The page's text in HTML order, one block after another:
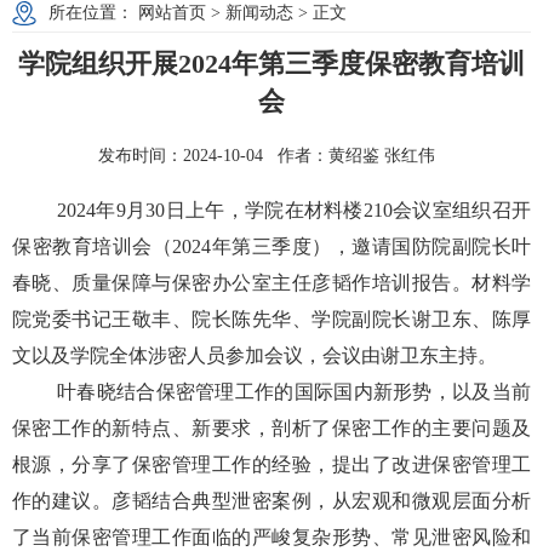
所在位置： 网站首页 > 新闻动态 > 正文
学院组织开展2024年第三季度保密教育培训
会
发布时间：2024-10-04 作者：黄绍鉴 张红伟
2024年9月30 日上午，学院在材料楼210会议室组织召开
保密教育培训会（2024年第三季度），邀请国防院副院长叶
春晓、质量保障与保密办公室主任彦韬作培训报告。材料学
院党委书记王敬丰、院长陈先华、学院副院长谢卫东、陈厚
文以及学院全体涉密人员参加会议，会议由谢卫东主持。
叶春晓结合保密管理工作的国际国内新形势，以及当前
保密工作的新特点、新要求，剖析了保密工作的主要问题及
根源，分享了保密管理工作的经验，提出了改进保密管理工
作的建议。彦韬结合典型泄密案例，从宏观和微观层面分析
了当前保密管理工作面临的严峻复杂形势、常见泄密风险和